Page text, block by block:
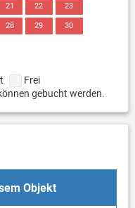
21 22 23
28 29 30
Frei
gebucht werden.
Objekt